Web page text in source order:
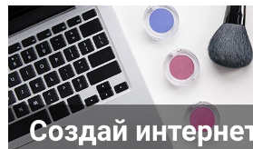
Кіру
Қазақша-
ағылшынша
сөздік